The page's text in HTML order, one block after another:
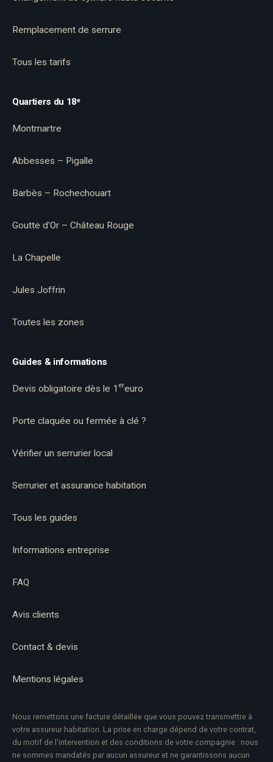
Remplacement de serrure
Tous les tarifs
Quartiers du 18ᵉ
Montmartre
Abbesses – Pigalle
Barbès – Rochechouart
Goutte d'Or – Château Rouge
La Chapelle
Jules Joffrin
Toutes les zones
Guides & informations
Devis obligatoire dès le 1 ereuro
Porte claquée ou fermée à clé ?
Vérifier un serrurier local
Serrurier et assurance habitation
Tous les guides
Informations entreprise
FAQ
Avis clients
Contact & devis
Mentions légales
Nous remettons une facture détaillée que vous pouvez transmettre à
votre assureur habitation. La prise en charge dépend de votre contrat,
du motif de l'intervention et des conditions de votre compagnie : nous
ne sommes mandatés par aucun assureur et ne garantissons aucun